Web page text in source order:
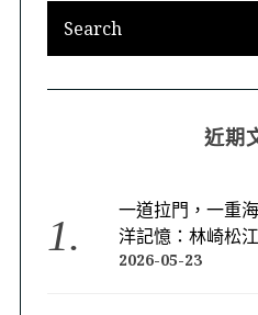
近期
一道拉門，一重
洋記憶：林崎松
2026-05-23